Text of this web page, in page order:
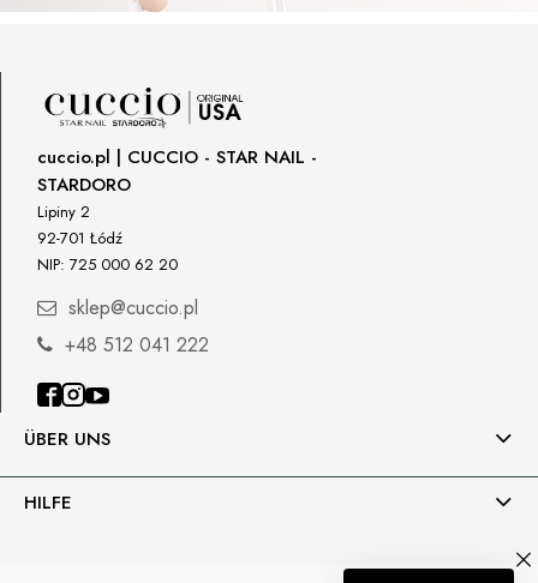
ÜBER UNS
HILFE
cuccio.pl | CUCCIO - STAR NAIL -
STARDORO
Lipiny 2
92-701 Łódź
NIP: 725 000 62 20
sklep@cuccio.pl
+48 512 041 222